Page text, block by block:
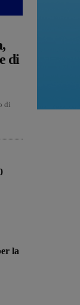
di
di
la